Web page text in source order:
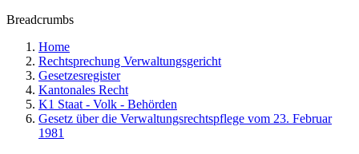
Breadcrumbs
Home
Rechtsprechung Verwaltungsgericht
Gesetzesregister
Kantonales Recht
K1 Staat - Volk - Behörden
Gesetz über die Verwaltungsrechtspflege vom 23. Februar
1981